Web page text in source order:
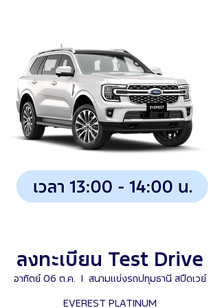
ลงทะเบียน Test Drive
อาทิตย์ 06 ต.ค.
  |
สนามแข่งรถปทุมธานี สปีดเวย์
EVEREST PLATINUM